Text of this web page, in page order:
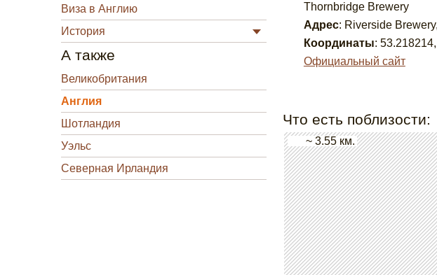
Виза в Англию
История
А также
Великобритания
Англия
Шотландия
Уэльс
Северная Ирландия
Thornbridge Brewery
Адрес: Riverside
Координаты: 53.218214,
Официальный сайт
Что есть поблизости:
~ 3.55 км.